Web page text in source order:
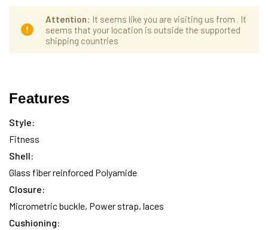
Attention: It seems like you are visiting us from . It
seems that your location is outside the supported
shipping countries
up!
only
left
Lagerbestand:
Features
Style:
Fitness
Shell:
Glass fiber reinforced Polyamide
Closure:
Micrometric buckle, Power strap, laces
Cushioning: